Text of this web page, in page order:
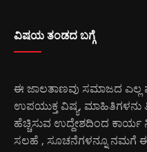
ವಿಷಯ ತಂಡದ ಬಗ್ಗೆ
ಈ ಜಾಲತಾಣವು ಸಮಾಜದ
ಉಪಯುಕ್ತ ವಿಷ್ಯ, ಮಾಹಿತಿಗಳನು
ಹೆಚ್ಚಿಸುವ ಉದ್ದೇಶದಿಂದ ಕಾರ್ಯ
ಸಲಹೆ , ಸೂಚನೆಗಳನ್ನೂ